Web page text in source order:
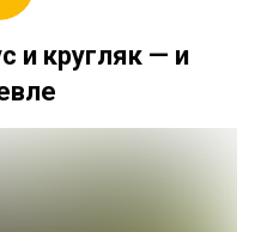
и кругляк — и